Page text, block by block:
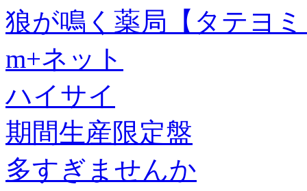
狼が鳴く薬局【タテヨ
m+ネット
ハイサイ
期間生産限定盤
多すぎませんか